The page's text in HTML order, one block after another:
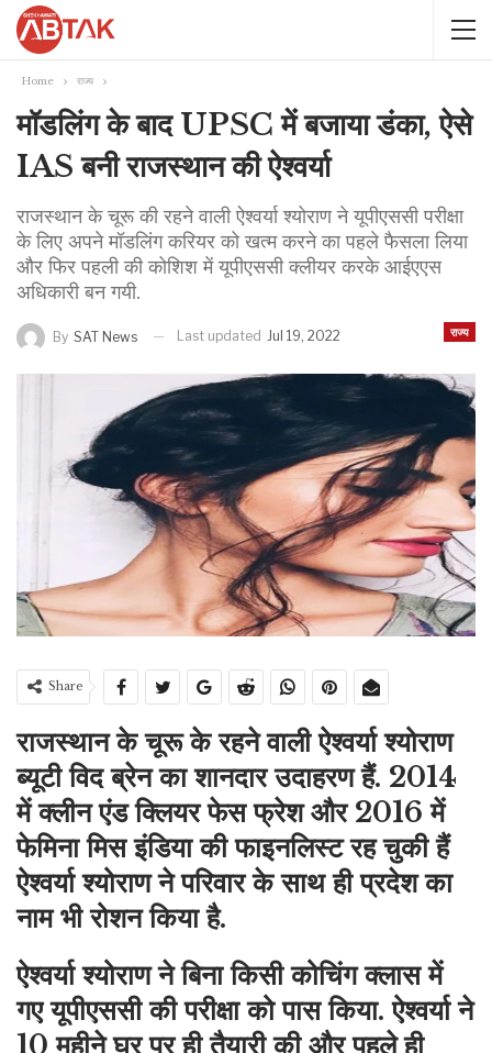
Home राज्य
मॉडलिंग के बाद UPSC में बजाया डंका, ऐसे
IAS बनी राजस्थान की ऐश्वर्या
राजस्थान के चूरू की रहने वाली ऐश्वर्या श्योराण ने यूपीएससी परीक्षा
के लिए अपने मॉडलिंग करियर को खत्म करने का पहले फैसला लिया
और फिर पहली की कोशिश में यूपीएससी क्लीयर करके आईएएस
अधिकारी बन गयी.
राज्य
By SAT News Last updated Jul 19, 2022
Share
राजस्थान के चूरू के रहने वाली ऐश्वर्या श्योराण
ब्यूटी विद ब्रेन का शानदार उदाहरण हैं. 2014
में क्लीन एंड क्लियर फेस फ्रेश और 2016 में
फेमिना मिस इंडिया की फाइनलिस्ट रह चुकी हैं
ऐश्वर्या श्योराण ने परिवार के साथ ही प्रदेश का
नाम भी रोशन किया है.
ऐश्वर्या श्योराण ने बिना किसी कोचिंग क्लास में
गए यूपीएससी की परीक्षा को पास किया. ऐश्वर्या ने